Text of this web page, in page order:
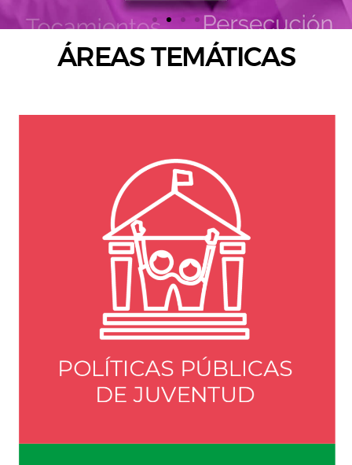
ÁREAS TEMÁTICAS